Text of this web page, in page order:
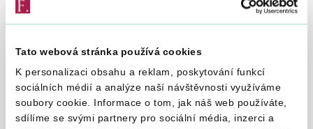
Tato webová stránka používá cookies
K personalizaci obsahu a reklam, poskytování funkcí
sociálních médií a analýze naší návštěvnosti využíváme
soubory cookie. Informace o tom, jak náš web používáte,
sdílíme se svými partnery pro sociální média, inzerci a
Žebříček TOP 100 připomíná význam daně z příjmů
právnických osob jako jednoho z klíčových příjmů veřejných
přispívají k financování veřejných služeb, investic i dalšího
rozvoje.
„Žebříček TOP 100 potvrzuje, že odpovědný přístup firem
k daňovým povinnostem má přímý dopad na fungování
státu. Finanční správa chce být v tomto směru partnerem,